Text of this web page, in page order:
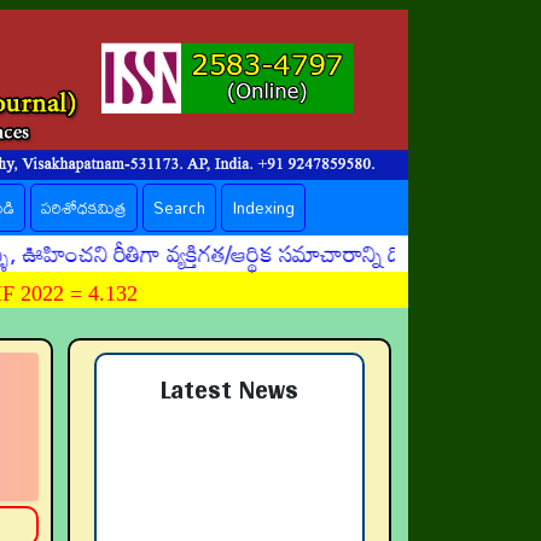
పరిశోధకమిత్ర Search Indexing
వ్యక్తిగత/ఆర్థిక సమాచారాన్ని దొంగిలించే
= 4.132
Latest News